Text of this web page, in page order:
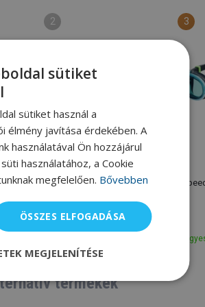
Speedo
Speedo Fastskin Hyper
22 530 Ft 19 520 Ft
termékek
sütiket
sütiket használ a
élmény javítása érdekében. A
használatával Ön hozzájárul
használatához, a Cookie
megfelelően. Bővebben
ÖSSZES ELFOGADÁSA
MEGJELENÍTÉSE